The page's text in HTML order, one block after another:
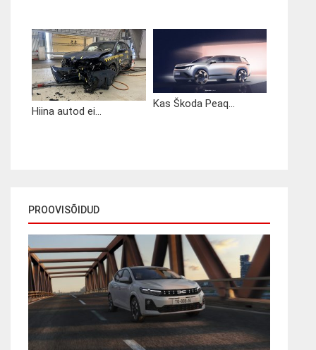
Hiina autod ei...
Kas Škoda Peaq...
PROOVISÕIDUD